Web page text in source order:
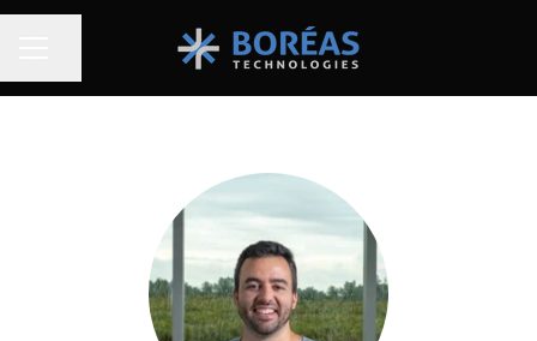
Partager la page